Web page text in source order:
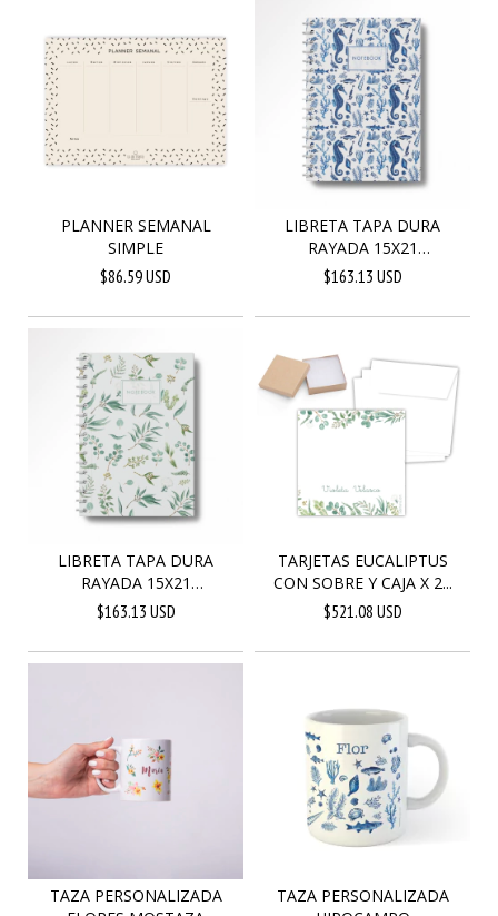
PLANNER SEMANAL
SIMPLE
$86.59 USD
LIBRETA TAPA DURA
RAYADA 15X21
HIPOCAMPO
$163.13 USD
LIBRETA TAPA DURA
RAYADA 15X21
EUCALIPTU...
$163.13 USD
TARJETAS EUCALIPTUS
CON SOBRE Y CAJA X 2...
$521.08 USD
TAZA PERSONALIZADA
TAZA PERSONALIZADA